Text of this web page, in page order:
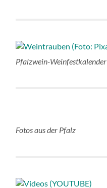
Pfalzwein-Weinfestkalender
Fotos aus der Pfalz